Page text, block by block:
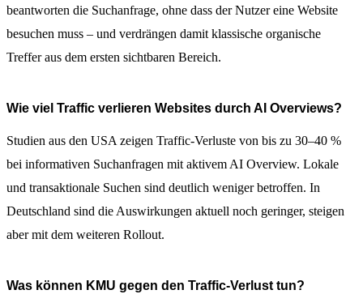
beantworten die Suchanfrage, ohne dass der Nutzer eine Website
besuchen muss – und verdrängen damit klassische organische
Treffer aus dem ersten sichtbaren Bereich.
Wie viel Traffic verlieren Websites durch AI Overviews?
Studien aus den USA zeigen Traffic-Verluste von bis zu 30–40 %
bei informativen Suchanfragen mit aktivem AI Overview. Lokale
und transaktionale Suchen sind deutlich weniger betroffen. In
Deutschland sind die Auswirkungen aktuell noch geringer, steigen
aber mit dem weiteren Rollout.
Was können KMU gegen den Traffic-Verlust tun?